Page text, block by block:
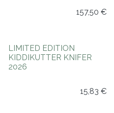
157,50 €
Nieuw!
LIMITED EDITION
KIDDIKUTTER KNIFER
2026
15,83 €